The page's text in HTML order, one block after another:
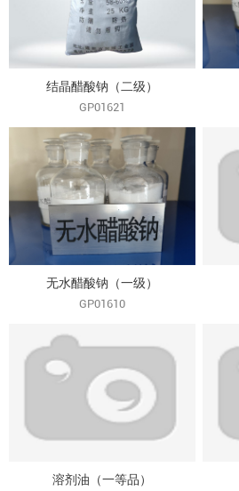
结晶醋酸钠（二级）
GP01621
无水醋酸钠（一级）
GP01610
溶剂油（一等品）